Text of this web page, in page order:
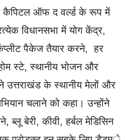
कैपिटल ऑफ द वर्ल्ड के रूप में
विधानसभा में योग केंद्र,
पैकेज तैयार करने, हर
स्टे, स्थानीय भोजन और
उत्तराखंड के स्थानीय मेलों और
चलाने को कहा। उन्होंने
ब्लू बेरी, कीवी, हर्बल मेडिसिन